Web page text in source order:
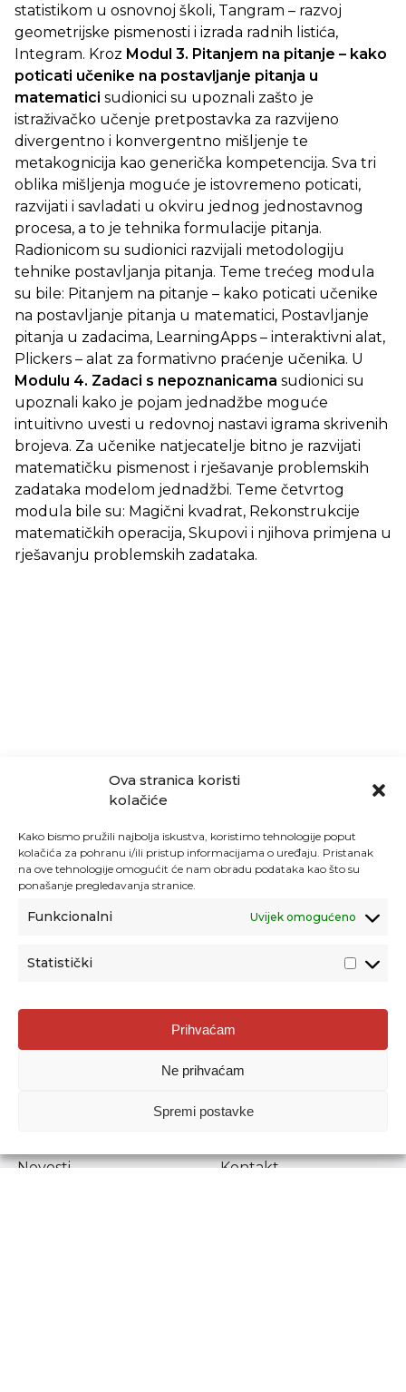
Ova stranica koristi
kolačiće
Kako bismo pružili najbolja iskustva, koristimo tehnologije poput
kolačića za pohranu i/ili pristup informacijama o uređaju. Pristanak
na ove tehnologije omogućit će nam obradu podataka kao što su
ponašanje pregledavanja stranice.
Funkcionalni Uvijek omogućeno
Statistički
Prihvaćam
Ne prihvaćam
Spremi postavke
statistikom u osnovnoj školi, Tangram – razvoj
geometrijske pismenosti i izrada radnih listića,
Integram. Kroz Modul 3. Pitanjem na pitanje – kako
poticati učenike na postavljanje pitanja u
matematici sudionici su upoznali zašto je
istraživačko učenje pretpostavka za razvijeno
divergentno i konvergentno mišljenje te
metakognicija kao generička kompetencija. Sva tri
oblika mišljenja moguće je istovremeno poticati,
razvijati i savladati u okviru jednog jednostavnog
procesa, a to je tehnika formulacije pitanja.
Radionicom su sudionici razvijali metodologiju
tehnike postavljanja pitanja. Teme trećeg modula
su bile: Pitanjem na pitanje – kako poticati učenike
na postavljanje pitanja u matematici, Postavljanje
pitanja u zadacima, LearningApps – interaktivni alat,
Plickers – alat za formativno praćenje učenika. U
Modulu 4. Zadaci s nepoznanicama sudionici su
upoznali kako je pojam jednadžbe moguće
intuitivno uvesti u redovnoj nastavi igrama skrivenih
brojeva. Za učenike natjecatelje bitno je razvijati
matematičku pismenost i rješavanje problemskih
zadataka modelom jednadžbi. Teme četvrtog
modula bile su: Magični kvadrat, Rekonstrukcije
matematičkih operacija, Skupovi i njihova primjena u
rješavanju problemskih zadataka.
Agencija za odgoj i obrazovanje
Donje Svetice 38, 10000 Zagreb
1778129
Prenošenje sadržaja dopušteno je uz navođenje izvora.
Novosti
Kontakt